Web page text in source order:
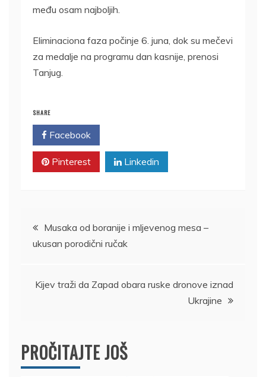
među osam najboljih.
Eliminaciona faza počinje 6. juna, dok su mečevi
za medalje na programu dan kasnije, prenosi
Tanjug.
SHARE
Facebook
Pinterest Linkedin
Kretanje
članka
Musaka od boranije i mljevenog mesa –
ukusan porodični ručak
Kijev traži da Zapad obara ruske dronove iznad
Ukrajine
PROČITAJTE JOŠ